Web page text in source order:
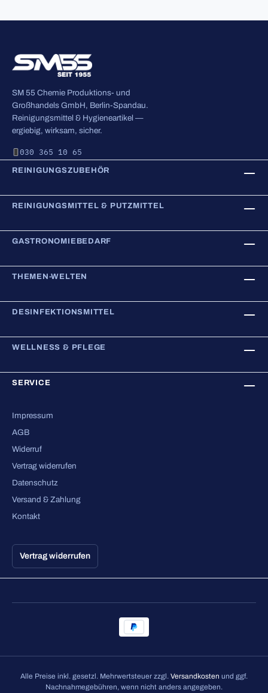
SM 55 Chemie Produktions- und
Großhandels GmbH, Berlin-Spandau.
Reinigungsmittel & Hygieneartikel —
ergiebig, wirksam, sicher.
030 365 10 65
REINIGUNGSZUBEHÖR
REINIGUNGSMITTEL & PUTZMITTEL
GASTRONOMIEBEDARF
THEMEN-WELTEN
DESINFEKTIONSMITTEL
WELLNESS & PFLEGE
SERVICE
Impressum
AGB
Widerruf
Vertrag widerrufen
Datenschutz
Versand & Zahlung
Kontakt
Vertrag widerrufen
Alle Preise inkl. gesetzl. Mehrwertsteuer zzgl. Versandkosten und ggf.
Nachnahmegebühren, wenn nicht anders angegeben.